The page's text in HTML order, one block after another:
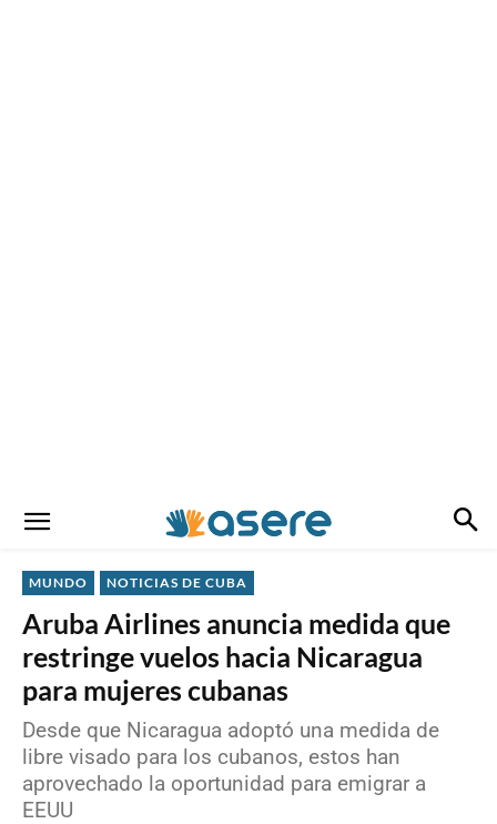
MUNDO NOTICIAS DE CUBA
Aruba Airlines anuncia medida que
restringe vuelos hacia Nicaragua
para mujeres cubanas
Desde que Nicaragua adoptó una medida de
libre visado para los cubanos, estos han
aprovechado la oportunidad para emigrar a
EEUU